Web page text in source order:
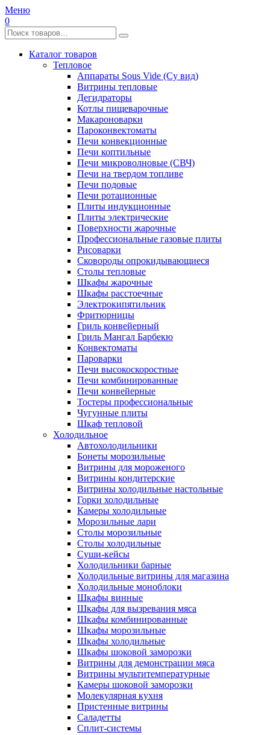
Меню
0
Каталог товаров
Тепловое
Аппараты Sous Vide (Су вид)
Витрины тепловые
Дегидраторы
Котлы пищеварочные
Макароноварки
Пароконвектоматы
Печи конвекционные
Печи коптильные
Печи микроволновые (СВЧ)
Печи на твердом топливе
Печи подовые
Печи ротационные
Плиты индукционные
Плиты электрические
Поверхности жарочные
Профессиональные газовые плиты
Рисоварки
Сковороды опрокидывающиеся
Столы тепловые
Шкафы жарочные
Шкафы расстоечные
Электрокипятильник
Фритюрницы
Гриль конвейерный
Гриль Мангал Барбекю
Конвектоматы
Пароварки
Печи высокоскоростные
Печи комбинированные
Печи конвейерные
Тостеры профессиональные
Чугунные плиты
Шкаф тепловой
Холодильное
Автохолодильники
Бонеты морозильные
Витрины для мороженого
Витрины кондитерские
Витрины холодильные настольные
Горки холодильные
Камеры холодильные
Морозильные лари
Столы морозильные
Столы холодильные
Суши-кейсы
Холодильники барные
Холодильные витрины для магазина
Холодильные моноблоки
Шкафы винные
Шкафы для вызревания мяса
Шкафы комбинированные
Шкафы морозильные
Шкафы холодильные
Шкафы шоковой заморозки
Витрины для демонстрации мяса
Витрины мультитемпературные
Камеры шоковой заморозки
Молекулярная кухня
Пристенные витрины
Саладетты
Сплит-системы